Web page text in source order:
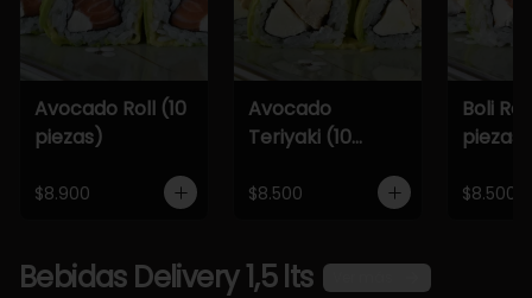
Avocado Roll (10
piezas)
$8.900
Avocado
Teriyaki (10
$8.500
Boli
piezas)
$8.500
Bebidas Delivery 1,5 lts